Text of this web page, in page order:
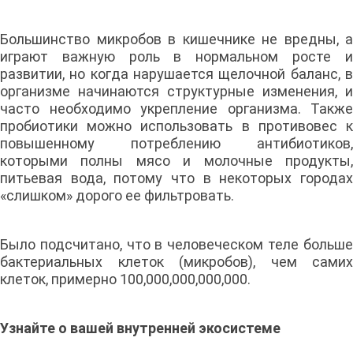
Большинство микробов в кишечнике не вредны, а
играют важную роль в нормальном росте и
развитии, но когда нарушается щелочной баланс, в
организме начинаются структурные изменения, и
часто необходимо укрепление организма. Также
пробиотики можно использовать в противовес к
повышенному потреблению антибиотиков,
которыми полны мясо и молочные продукты,
питьевая вода, потому что в некоторых городах
«слишком» дорого ее фильтровать.
Было подсчитано, что в человеческом теле больше
бактериальных клеток (микробов), чем самих
клеток, примерно 100,000,000,000,000.
Узнайте о вашей внутренней экосистеме